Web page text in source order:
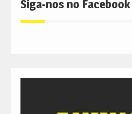
Siga-nos no Facebook